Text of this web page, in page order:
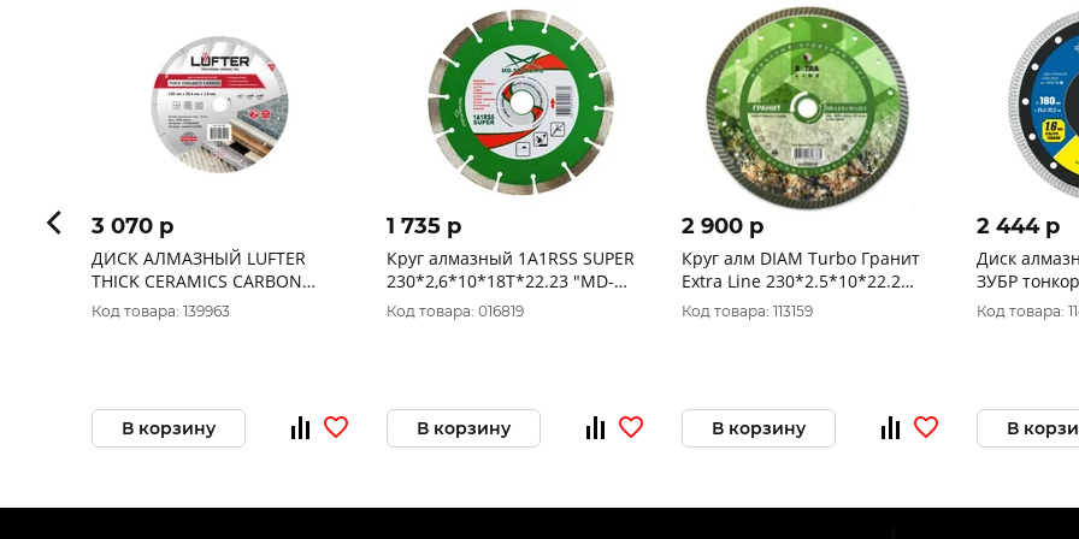
3 070 p
ДИСК АЛМАЗНЫЙ LUFTER
THICK CERAMICS CARBON
230мм Х 25.4мм X 1.6мм Х
10мм СПЛОШНОЙ, КЕРАМИКА,
Код товара: 139963
В корзину
1 735 p
Круг алмазный 1A1RSS SUPER
230*2,6*10*18T*22.23 "MD-
STARS"
Код товара: 016819
В корзину
2 900 p
Круг алм DIAM Turbo Гранит
Extra Line 230*2.5*10*22.2
000608
Код товара: 113159
В корзину
2 444 p
Диск
ЗУБР
(25.4/22.2
36659-
Код товара:
В